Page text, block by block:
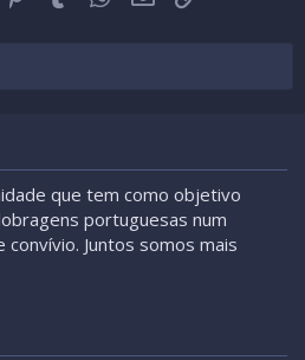
que tem como objetivo
portuguesas num
Juntos somos mais